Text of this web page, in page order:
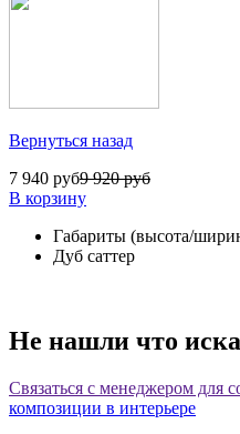
Вернуться назад
7 940 руб9 920 руб
В корзину
Габариты (высота/
Дуб саттер
Не нашли что
Связаться с менеджером для
композиции в интерьере